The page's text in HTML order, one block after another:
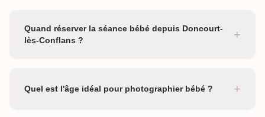
Quand réserver la séance bébé depuis Doncourt-
lès-Conflans ?
+
Quel est l'âge idéal pour photographier bébé ? +